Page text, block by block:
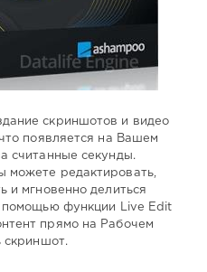
скриншотов и видео
появляется на Вашем
считанные секунды.
можете редактировать,
и мгновенно делиться
помощью функции Live Edit
прямо на Рабочем
скриншот.